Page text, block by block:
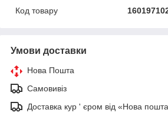
Код товару
Умови доставки
Нова Пошта
Самовивіз
Доставка кур ' єром від «Нова